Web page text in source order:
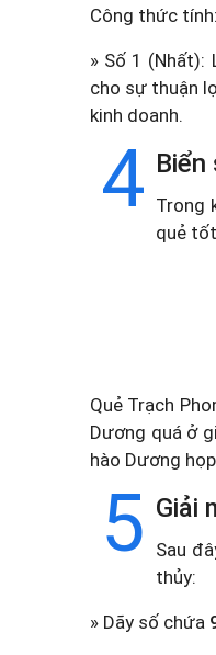
Công thức
» Số 1
cho sự thuận
kinh doanh.
4 Biển
Trong
quẻ
Quẻ Trạch
Dương quá ở
hào Dương
5 Giải
Sau
thủy:
» Dãy số chứa